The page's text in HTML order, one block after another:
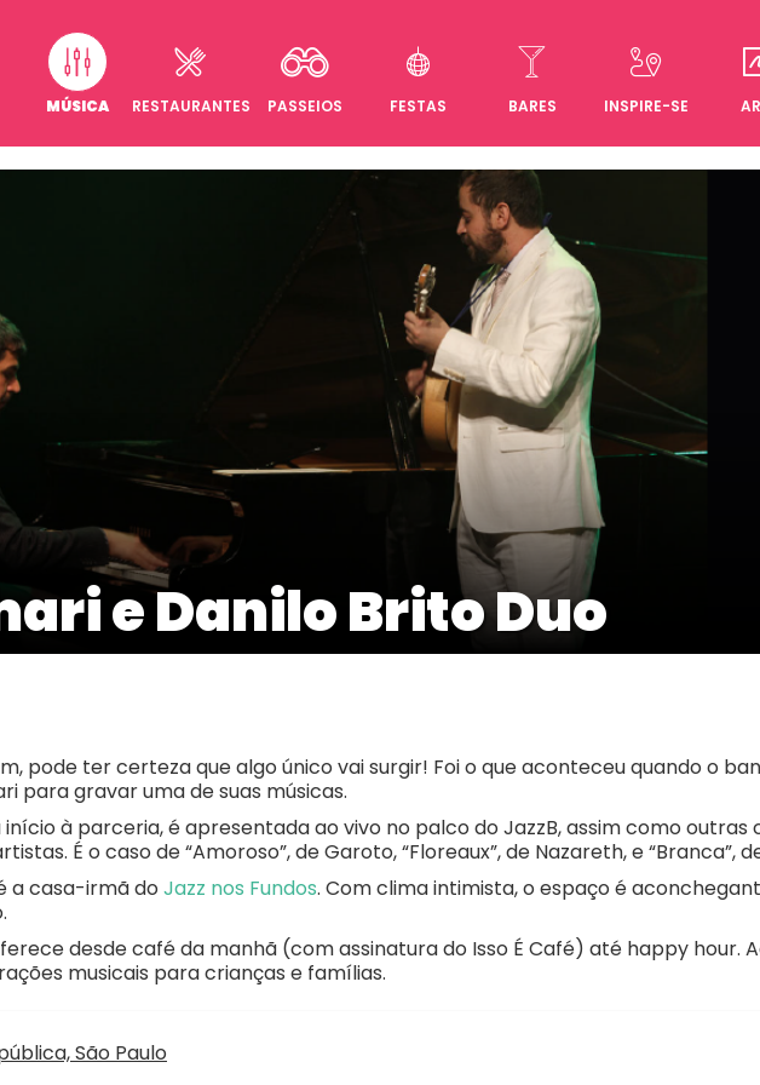
MÚSICA RESTAURANTES PASSEIOS FESTAS BARES INSPIRE-SE
e Danilo Brito Duo
pode ter certeza que algo único vai surgir! Foi o que aconteceu quando o
para gravar uma de suas músicas.
início à parceria, é apresentada ao vivo no palco do JazzB, assim como outras
É o caso de “Amoroso”, de Garoto, “Floreaux”, de Nazareth, e “Branca”,
a casa-irmã do Jazz nos Fundos. Com clima intimista, o espaço é
desde café da manhã (com assinatura do Isso É Café) até happy hour.
musicais para crianças e famílias.
São Paulo